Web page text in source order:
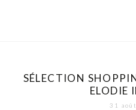
SÉLECTION
ELODIE
31